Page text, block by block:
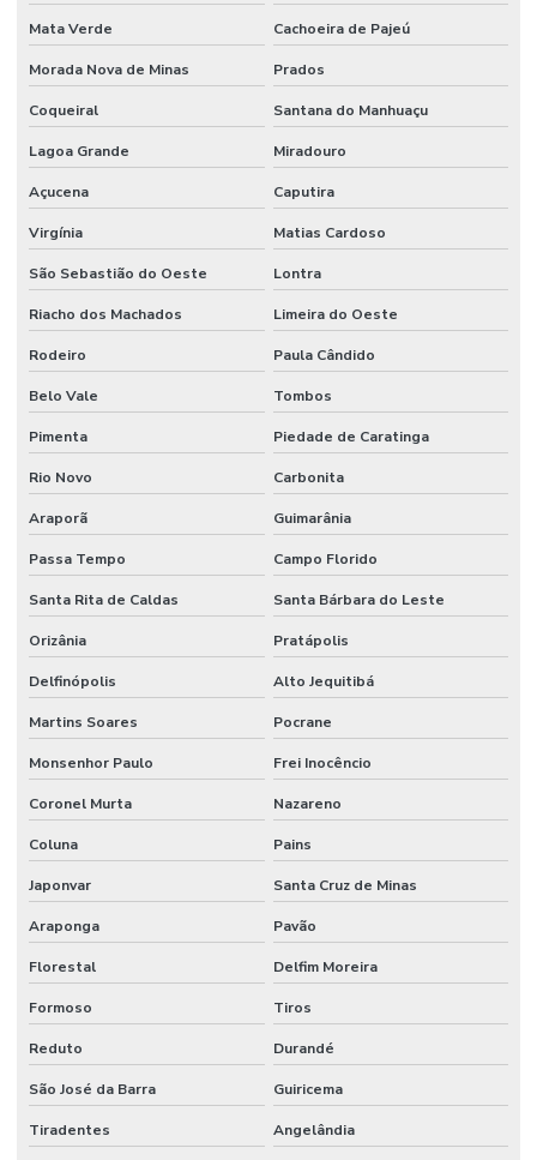
Mata Verde Cachoeira de Pajeú
Morada Nova de Minas Prados
Coqueiral Santana do Manhuaçu
Lagoa Grande Miradouro
Açucena Caputira
Virgínia Matias Cardoso
São Sebastião do Oeste Lontra
Riacho dos Machados Limeira do Oeste
Rodeiro Paula Cândido
Belo Vale Tombos
Pimenta Piedade de Caratinga
Rio Novo Carbonita
Araporã Guimarânia
Passa Tempo Campo Florido
Santa Rita de Caldas Santa Bárbara do Leste
Orizânia Pratápolis
Delfinópolis Alto Jequitibá
Martins Soares Pocrane
Monsenhor Paulo Frei Inocêncio
Coronel Murta Nazareno
Coluna Pains
Japonvar Santa Cruz de Minas
Araponga Pavão
Florestal Delfim Moreira
Formoso Tiros
Reduto Durandé
São José da Barra Guiricema
Tiradentes Angelândia